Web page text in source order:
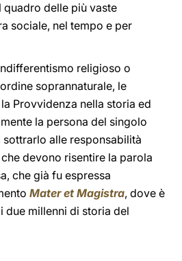
quadro delle più vaste
sociale, nel tempo e per
religioso o
soprannaturale, le
Provvidenza nella storia ed
la persona del singolo
alle responsabilità
devono risentire la parola
che già fu espressa
Mater et Magistra, dove è
due millenni di storia del